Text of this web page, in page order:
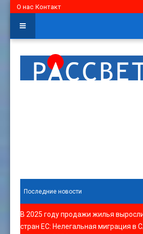
О нас Контакт
Последние новости
В 2025 году продажи жилья
стран ЕС: Нелегальная миграция в